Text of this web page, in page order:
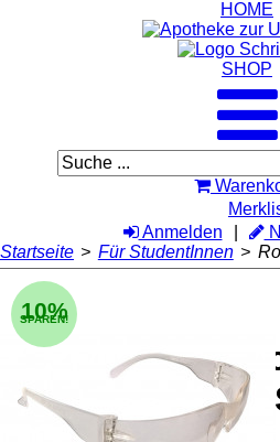
HOME
SHOP
Anmelden
Startseite > Für StudentInnen >
10%
SPAREN!